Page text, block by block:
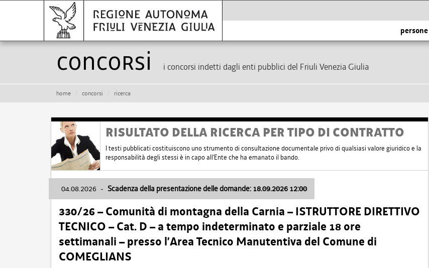
Concorsi i concorsi indetti dagli enti pubblici del Friuli Venezia Giulia
home concorsi ricerca
RISULTATO DELLA RICERCA PER TIPO DI CONTRATTO
I testi pubblicati costituiscono uno strumento di consultazione documentale privo di qualsiasi valore giuridico e la
responsabilità degli stessi è in capo all'Ente che ha emanato il bando.
04.08.2026 - Scadenza della presentazione delle domande: 18.09.2026 12:00
330/26 – Comunità di montagna della Carnia – ISTRUTTORE DIRETTIVO
TECNICO – Cat. D – a tempo indeterminato e parziale 18 ore
settimanali – presso l’Area Tecnico Manutentiva del Comune di
COMEGLIANS